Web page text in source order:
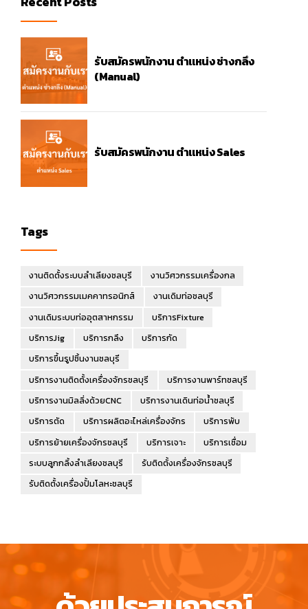
รับสมัครพนักงาน ตำแหน่ง ช่างกลึง
(Manual)
รับสมัครพนักงาน ตำแหน่ง Sales
Tags
งานติดตั้งระบบลำเลียงชลบุรี
งานวิศวกรรมเครื่องกล
งานวิศวกรรมเมคคาทรอนิกส์
งานเดิมท่อชลบุรี
งานเดิมระบบท่ออุตสาหกรรม
บริการFixture
บริการJig
บริการกลึง
บริการกัด
บริการขึ้นรูปชิ้นงานชลบุรี
บริการงานติดตั้งเครื่องจักรชลบุรี
บริการงานพาร์ทชลบุรี
บริการงานมิลลิ่งด้วยCNC
บริการงานเดินท่อน้ำชลบุรี
บริการตัด
บริการผลิตอะไหล่เครื่องจักร
บริการพับ
บริการย้ายเครื่องจักรชลบุรี
บริการเจาะ
บริการเชื่อม
ระบบลูกกลิ้งลำเลียงชลบุรี
รับติดตั้งเครื่องจักรชลบุรี
รับติดตั้งเครื่องปั้มโลหะชลบุรี